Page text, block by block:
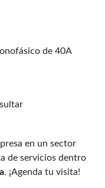
de 40A
en un sector
de servicios dentro
. ¡Agenda tu visita!